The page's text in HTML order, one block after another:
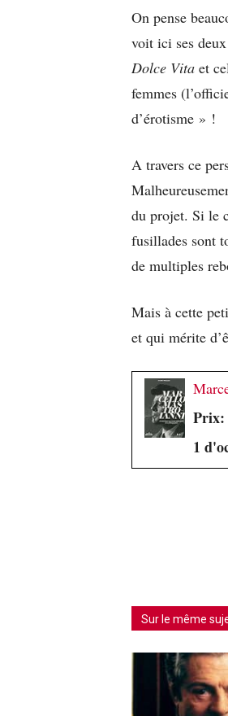
On pense
voit ici ses
Dolce Vita et
femmes
d’érotisme » !
A travers ce
du projet. Si le
fusillades sont
de multiples
Mais à cette
et qui mérite
Prix:
1
Sur le même